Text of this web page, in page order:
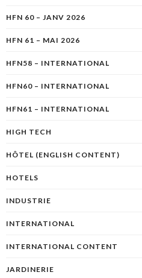
HFN 60 – JANV 2026
HFN 61 – MAI 2026
HFN58 – INTERNATIONAL
HFN60 – INTERNATIONAL
HFN61 – INTERNATIONAL
HIGH TECH
HÔTEL (ENGLISH CONTENT)
HOTELS
INDUSTRIE
INTERNATIONAL
INTERNATIONAL CONTENT
JARDINERIE